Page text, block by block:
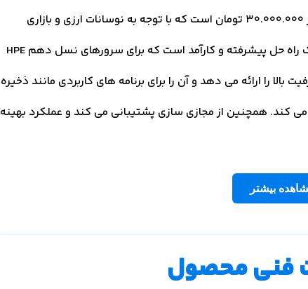
قیمت کارت شبکه SN 1610 Q در مرجع تخصصی وینوسرور 30.000.000 تومان است که با توجه به نوسانات ارزی و بازاری
میتواند متفاوت باشد. کارت شبکه SN 1610 Q دو پورت یک راه حل پیشرفته و کارآمد است که برای سرورهای نسل دهم HPE
را ارائه می دهد و آن را برای برنامه های کاربردی مانند ذخیره
می کند. همچنین از مجازی سازی پشتیبانی می کند و عملکرد بهینه
بیشتر
فنی محصول